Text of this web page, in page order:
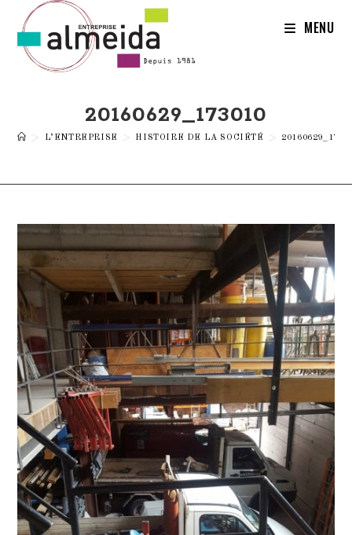
MENU
20160629_173010
> L’ENTREPRISE > HISTOIRE DE LA SOCIÉTÉ >